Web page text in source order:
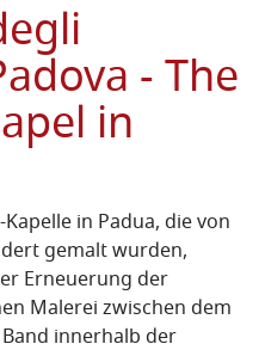
- The
in
in Padua, die von
gemalt wurden,
Erneuerung der
Malerei zwischen dem
innerhalb der